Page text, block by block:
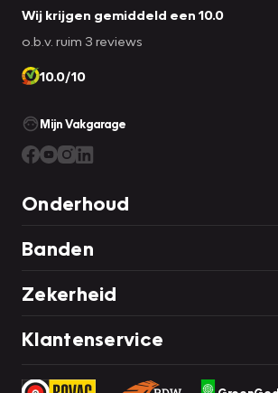
Wij krijgen gemiddeld een 10.0
o.b.v. ruim 3 reviews
10.0/10
Mijn Vakgarage
Onderhoud
Banden
Zekerheid
Klantenservice